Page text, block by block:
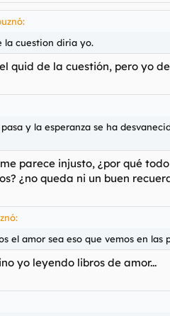
la cuestion diria yo.
quid de la cuestión, pero yo
y la esperanza se ha
parece injusto, ¿por qué
¿no queda ni un buen
el amor sea eso que vemos en
yo leyendo libros de amor...